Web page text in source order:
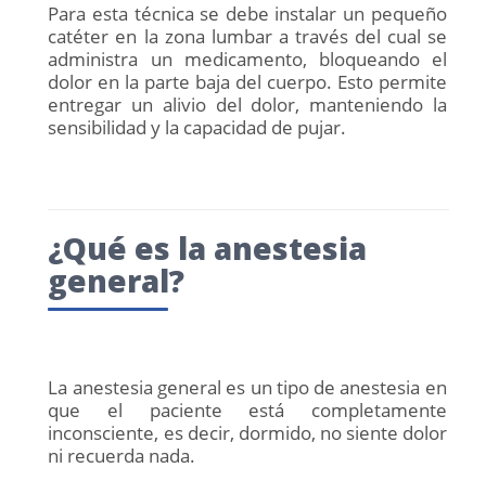
Para esta técnica se debe instalar un pequeño
catéter en la zona lumbar a través del cual se
administra un medicamento, bloqueando el
dolor en la parte baja del cuerpo. Esto permite
entregar un alivio del dolor, manteniendo la
sensibilidad y la capacidad de pujar.
¿Qué es la anestesia
general?
La anestesia general es un tipo de anestesia en
que el paciente está completamente
inconsciente, es decir, dormido, no siente dolor
ni recuerda nada.